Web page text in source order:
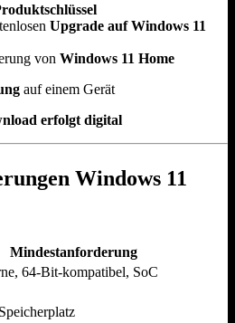
Upgrade auf Windows 11
von Windows 11 Home
auf einem Gerät
erfolgt digital
Windows 11
Mindestanforderung
64-Bit-kompatibel, SoC